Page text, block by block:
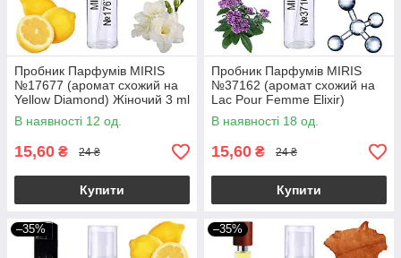
Пробник Парфумів MIRIS
№17677 (аромат схожий на
Yellow Diamond) Жіночий 3 ml
В наявності 12 од.
15,60 ₴ 24 ₴
Купити
Пробник Парфумів MIRIS
№37162 (аромат схожий на
Lac Pour Femme Elixir)
Жіночий 3 ml
В наявності 18 од.
15,60 ₴ 24 ₴
Купити
–35% –35%